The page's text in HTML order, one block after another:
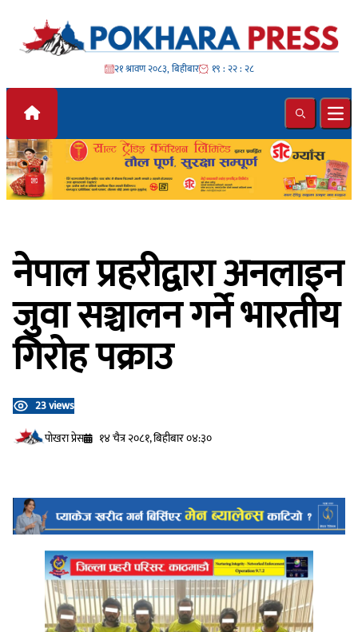
Skip to content
२१ श्रावण २०८३, बिहीबार १९ : २२ : ३०
Search
नेपाल प्रहरीद्वारा अनलाइन
जुवा सञ्चालन गर्ने भारतीय
गिरोह पक्राउ
23 views
प‍ोखरा प्रेस
१४ चैत्र २०८१, बिहीबार ०४:३०